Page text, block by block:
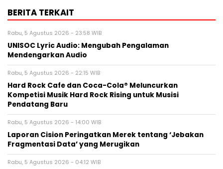
BERITA TERKAIT
Rabu, 5 Agustus 2026 - 23:58 WIB
UNISOC Lyric Audio: Mengubah Pengalaman
Mendengarkan Audio
Rabu, 5 Agustus 2026 - 22:15 WIB
Hard Rock Cafe dan Coca-Cola® Meluncurkan
Kompetisi Musik Hard Rock Rising untuk Musisi
Pendatang Baru
Rabu, 5 Agustus 2026 - 14:00 WIB
Laporan Cision Peringatkan Merek tentang ‘Jebakan
Fragmentasi Data’ yang Merugikan
Rabu, 5 Agustus 2026 - 04:12 WIB